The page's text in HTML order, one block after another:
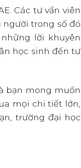
Các tư vấn viên
trong số đó
lời khuyên
học sinh đến tư
bạn mong muốn
mọi chi tiết lớn,
trường đại học